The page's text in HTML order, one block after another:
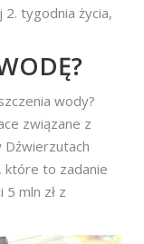
tygodnia życia,
wody?
związane z
Dźwierzutach
które to zadanie
mln zł z